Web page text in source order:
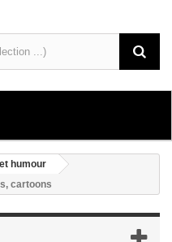
+
+
+
humour
cartoons